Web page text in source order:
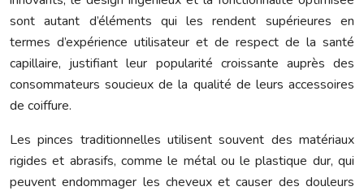
sont autant d’éléments qui les rendent supérieures en
termes d’expérience utilisateur et de respect de la santé
capillaire, justifiant leur popularité croissante auprès des
consommateurs soucieux de la qualité de leurs accessoires
de coiffure.
Les pinces traditionnelles utilisent souvent des matériaux
rigides et abrasifs, comme le métal ou le plastique dur, qui
peuvent endommager les cheveux et causer des douleurs